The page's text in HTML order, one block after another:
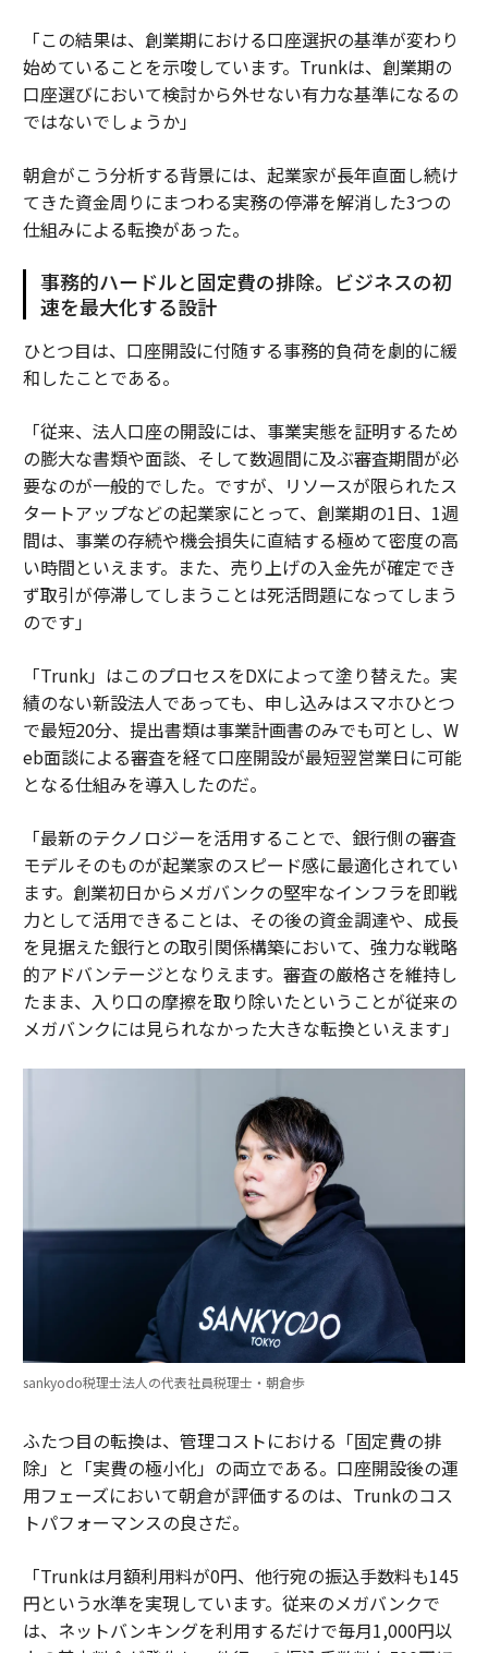
「この結果は、創業期における口座選択の基準が変わり
始めていることを示唆しています。Trunkは、創業期の
口座選びにおいて検討から外せない有力な基準になるの
ではないでしょうか」
朝倉がこう分析する背景には、起業家が長年直面し続け
てきた資金周りにまつわる実務の停滞を解消した3つの
仕組みによる転換があった。
事務的ハードルと固定費の排除。ビジネスの初
速を最大化する設計
ひとつ目は、口座開設に付随する事務的負荷を劇的に緩
和したことである。
「従来、法人口座の開設には、事業実態を証明するため
の膨大な書類や面談、そして数週間に及ぶ審査期間が必
要なのが一般的でした。ですが、リソースが限られたス
タートアップなどの起業家にとって、創業期の1日、1週
間は、事業の存続や機会損失に直結する極めて密度の高
い時間といえます。また、売り上げの入金先が確定でき
ず取引が停滞してしまうことは死活問題になってしまう
のです」
「Trunk」はこのプロセスをDXによって塗り替えた。実
績のない新設法人であっても、申し込みはスマホひとつ
で最短20分、提出書類は事業計画書のみでも可とし、W
eb面談による審査を経て口座開設が最短翌営業日に可能
となる仕組みを導入したのだ。
「最新のテクノロジーを活用することで、銀行側の審査
モデルそのものが起業家のスピード感に最適化されてい
ます。創業初日からメガバンクの堅牢なインフラを即戦
力として活用できることは、その後の資金調達や、成長
を見据えた銀行との取引関係構築において、強力な戦略
的アドバンテージとなりえます。審査の厳格さを維持し
たまま、入り口の摩擦を取り除いたということが従来の
メガバンクには見られなかった大きな転換といえます」
sankyodo税理士法人の代表社員税理士・朝倉歩
ふたつ目の転換は、管理コストにおける「固定費の排
除」と「実費の極小化」の両立である。口座開設後の運
用フェーズにおいて朝倉が評価するのは、Trunkのコス
トパフォーマンスの良さだ。
「Trunkは月額利用料が0円、他行宛の振込手数料も145
円という水準を実現しています。従来のメガバンクで
は、ネットバンキングを利用するだけで毎月1,000円以